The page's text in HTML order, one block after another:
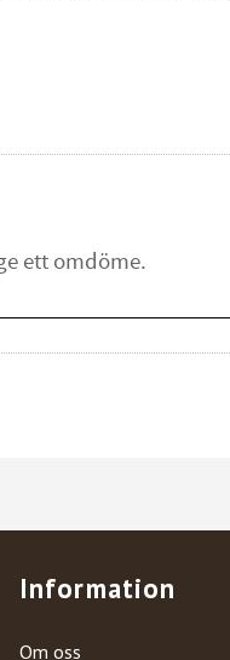
Information
Om oss